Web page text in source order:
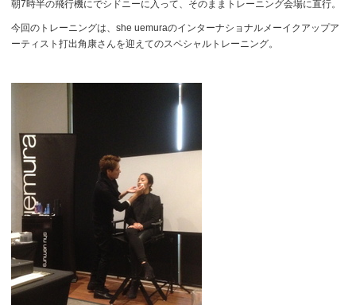
朝7時半の飛行機にでシドニーに入って、そのままトレーニング会場に直行。
今回のトレーニングは、she uemuraのインターナショナルメーイクアップア
ーティスト打出角康さんを迎えてのスペシャルトレーニング。